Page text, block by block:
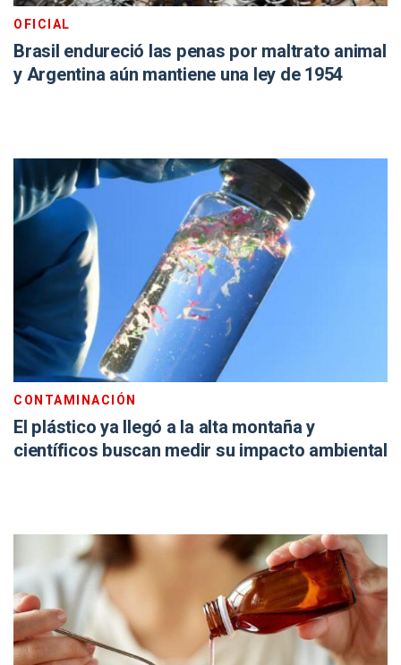
OFICIAL
Brasil endureció las penas por maltrato animal
y Argentina aún mantiene una ley de 1954
CONTAMINACIÓN
El plástico ya llegó a la alta montaña y
científicos buscan medir su impacto ambiental